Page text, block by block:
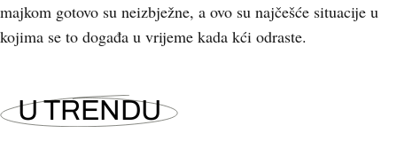
majkom gotovo su neizbježne, a ovo su najčešće situacije u
kojima se to događa u vrijeme kada kći odraste.
U TRENDU